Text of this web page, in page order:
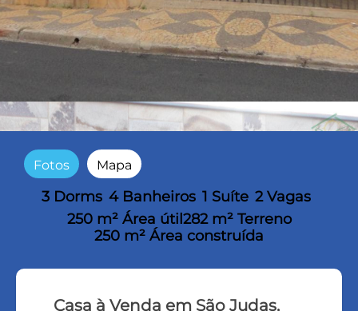
Fotos Mapa
3 Dorms 4 Banheiros 1 Suíte 2 Vagas
250 m² Área útil282 m² Terreno
250 m² Área construída
Casa à Venda em São Judas,